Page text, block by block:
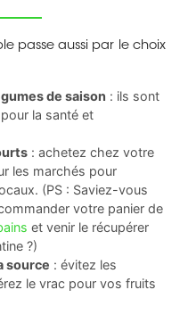
passe aussi par le choix
de saison : ils sont
la santé et
: achetez chez votre
les marchés pour
(PS : Saviez-vous
votre panier de
et venir le récupérer
?)
source : évitez les
le vrac pour vos fruits